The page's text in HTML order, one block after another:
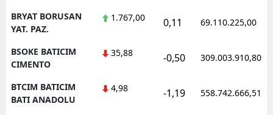
BRYAT BORUSAN
YAT. PAZ.
1.767,00 0,11 69.110.225,00
BSOKE BATICIM
CIMENTO
35,88 -0,50 309.003.910,80
BTCIM BATICIM
BATI ANADOLU
4,98 -1,19 558.742.666,51